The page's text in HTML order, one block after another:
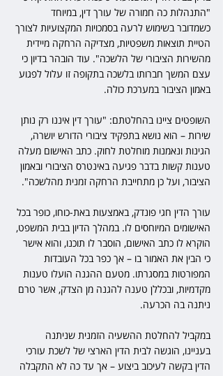
"התנהלות כה חמורה של עורך דין, במיוחד
כשמדובר בשימוש לרעה בסמכויות המקצועיות לצורך
הטיית תוצאות משפטיות, מצדיקה הרחקה מיידית
מהשירות הציבורי של הלשכה". עוד הובהר בדיון כי
עצם המשך חברותו בלשכה בתקופה זו עלול לפגוע
באמון הציבור במערכת כולה.
השופטים ציינו בהחלטתם: "עורך דין איננו רק נותן
שירות – הוא נושא בתפקיד ציבורי הדורש יושרה,
הגינות ונאמנות מוחלטת לחוק. כתב האישום מעלה
טענות קשות בדבר פגיעה באינטרס הציבורי ובאמון
הציבור, ועל כן מתחייבת הרחקה זמנית מהלשכה".
עורך הדין חגי פונדק, באמצעות באת-כוחו, כופר בכל
האישומים המיוחסים לו. במהלך הדיון בבית המשפט,
הוקרא לו כתב האישום, הוסבר לו תוכנו, והוא אישר
כי הבין את האמור בו – אך כפר בכל העובדות
המפורטות במסגרתו. מטעם ההגנה הועלו טענות
מקדמיות, ובכללן טענה להגנה מן הצדק, אשר טרם
ניתנה בה הכרעה.
במקביל להחלטת ההשעיה הזמנית שניתנה
בעניינו, הוגשה לבית הדין הארצי של לשכת עורכי
הדין בקשה לעיכוב ביצוע – אך עד כה לא התקבלה